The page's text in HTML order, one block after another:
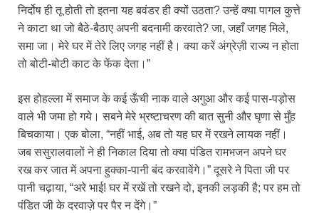
निर्दोष ही तू होती तो इतना यह बवंडर ही क्यों उठता? उन्हें क्या पागल कुत्ते
ने काटा था जो बैठे-बैठाए अपनी बदनामी करवाते? जा, जहाँ जगह मिले,
समा जा। मेरे घर में तेरे लिए जगह नहीं है। क्या करें अंग्रेज़ी राज्य न होता
तो बोटी-बोटी काट के फेंक देता।”
इस होहल्ला में समाज के कई ऊँची नाक वाले अगुआ और कई पास-पड़ोस
वाले भी जमा हो गये। सबने मेरे भ्रष्टाचरण की बात सुनी और घृणा से मुँह
बिचकाया। एक बोला, “नहीं भाई, अब तो यह घर में रखने लायक नहीं।
जब ससुरालवालों ने ही निकाल दिया तो क्या पंडित रामभजन अपने घर
रख कर जात में अपना हुक्का-पानी बंद करवावेंगे।” दूसरे ने पिता जी पर
पानी चढ़ाया, “अरे भाई! घर में रखें तो रखने दो, इनकी लड़की है; पर हम तो
पंडित जी के दरवाज़े पर पैर न देंगे।”